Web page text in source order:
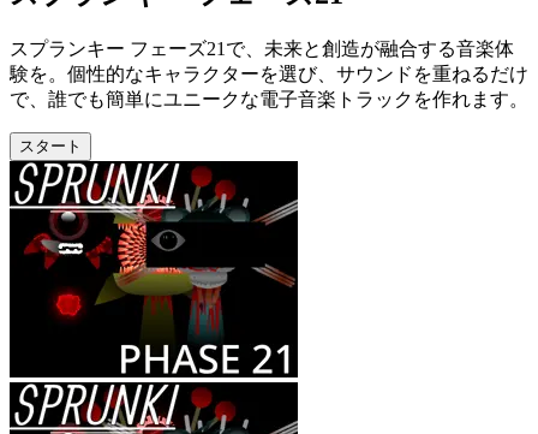
スプランキー フェーズ21で、未来と創造が融合する音楽体
験を。個性的なキャラクターを選び、サウンドを重ねるだけ
で、誰でも簡単にユニークな電子音楽トラックを作れます。
スタート